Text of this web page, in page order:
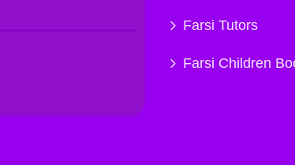
Farsi Tutors
Farsi Children